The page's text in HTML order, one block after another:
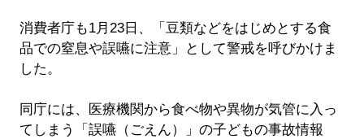
消費者庁も1月23日、「豆類などをはじめとする食
品での窒息や誤嚥に注意」として警戒を呼びかけま
した。
同庁には、医療機関から食べ物や異物が気管に入っ
てしまう「誤嚥（ごえん）」の子どもの事故情報